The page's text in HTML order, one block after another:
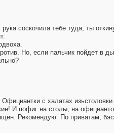
соскочила тебе туда, ты
Но, если пальчик пойдет в
с халатах
И пофиг на столы, на
Рекомендую. По приватам,